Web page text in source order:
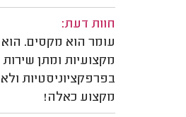
חוות דעת:
עומר הוא מקסים.
מקצועיות ומתן
בפרפקציוניסטיות
מקצוע כאלה!